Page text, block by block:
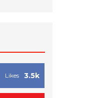
3.5k
Likes